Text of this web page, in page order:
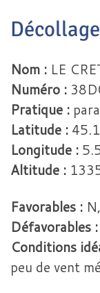
Décollage
Nom : LE
Numéro :
Pratique :
Latitude :
Longitude :
Altitude :
Favorables :
Défavorables :
Conditions
peu de vent